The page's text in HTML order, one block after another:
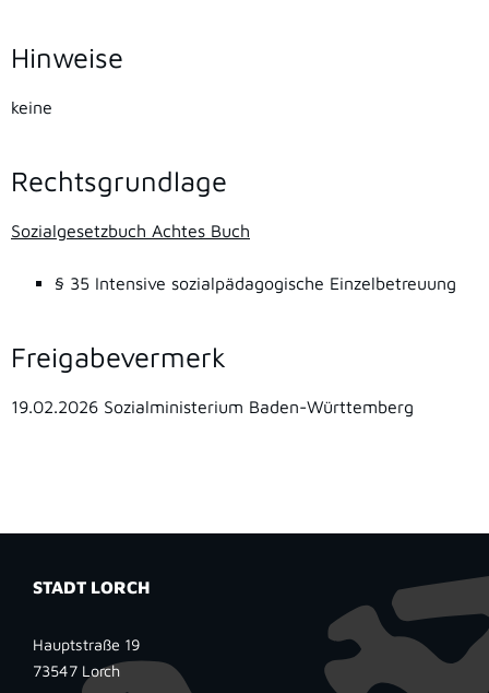
Hinweise
keine
Rechtsgrundlage
Sozialgesetzbuch Achtes Buch
§ 35 Intensive sozialpädagogische Einzelbetreuung
Freigabevermerk
19.02.2026 Sozialministerium Baden-Württemberg
STADT LORCH
Hauptstraße 19
73547 Lorch